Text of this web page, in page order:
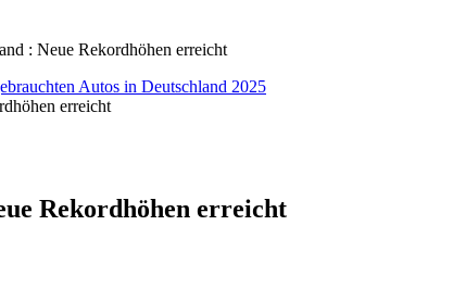
: Neue Rekordhöhen erreicht
erreicht
Rekordhöhen erreicht